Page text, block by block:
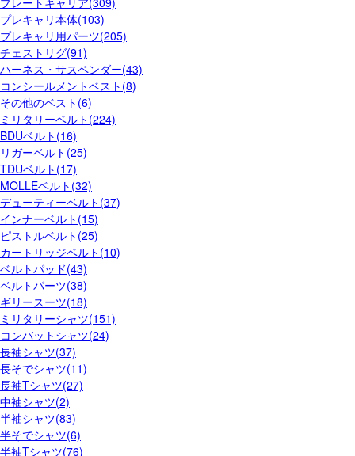
プレキャリ本体(103)
プレキャリ用パーツ(205)
チェストリグ(91)
ハーネス・サスペンダー(43)
コンシールメントベスト(8)
その他のベスト(6)
ミリタリーベルト(224)
BDUベルト(16)
リガーベルト(25)
TDUベルト(17)
MOLLEベルト(32)
デューティーベルト(37)
インナーベルト(15)
ピストルベルト(25)
カートリッジベルト(10)
ベルトパッド(43)
ベルトパーツ(38)
ギリースーツ(18)
ミリタリーシャツ(151)
コンバットシャツ(24)
長袖シャツ(37)
長そでシャツ(11)
長袖Tシャツ(27)
中袖シャツ(2)
半袖シャツ(83)
半そでシャツ(6)
半袖Tシャツ(76)